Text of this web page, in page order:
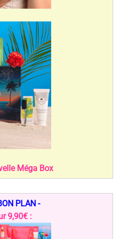
Méga Box
PLAN -
9,90€ :